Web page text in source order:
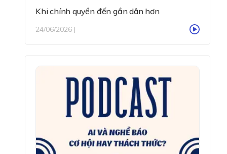
Khi chính quyền đến gần dân hơn
24/06/2026 |